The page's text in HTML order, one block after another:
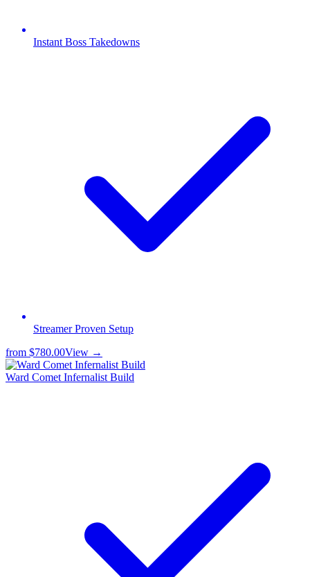
Instant Boss Takedowns
Streamer Proven Setup
from $780.00View →
Ward Comet Infernalist Build